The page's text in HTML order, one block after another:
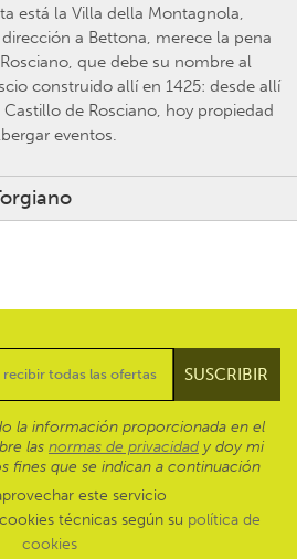
está la Villa della Montagnola,
a Bettona, merece la pena
que debe su nombre al
construido allí en 1425: desde allí
de Rosciano, hoy propiedad
eventos.
la información proporcionada en el
las normas de privacidad y doy mi
fines que se indican a continuación
este servicio
técnicas según su política de
cookies